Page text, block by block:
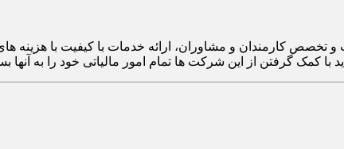
کارمندان و مشاوران، ارائه خدمات با کیفیت با هزینه
گرفتن از این شرکت ها تمام امور مالیاتی خود را به آنها